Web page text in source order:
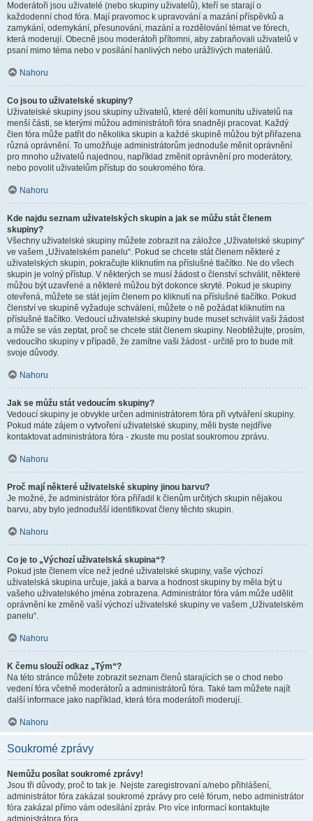
Moderátoři jsou uživatelé (nebo skupiny uživatelů), kteří se starají o
každodenní chod fóra. Mají pravomoc k upravování a mazání příspěvků a
zamykání, odemykání, přesunování, mazání a rozdělování témat ve fórech,
která moderují. Obecně jsou moderátoři přítomni, aby zabraňovali uživatelů v
psaní mimo téma nebo v posílání hanlivých nebo urážlivých materiálů.
Nahoru
Co jsou to uživatelské skupiny?
Uživatelské skupiny jsou skupiny uživatelů, které dělí komunitu uživatelů na
menší části, se kterými můžou administrátoři fóra snadněji pracovat. Každý
člen fóra může patřit do několika skupin a každé skupině můžou být přiřazena
různá oprávnění. To umožňuje administrátorům jednoduše měnit oprávnění
pro mnoho uživatelů najednou, například změnit oprávnění pro moderátory,
nebo povolit uživatelům přístup do soukromého fóra.
Nahoru
Kde najdu seznam uživatelských skupin a jak se můžu stát členem
skupiny?
Všechny uživatelské skupiny můžete zobrazit na záložce „Uživatelské skupiny“
ve vašem „Uživatelském panelu“. Pokud se chcete stát členem některé z
uživatelských skupin, pokračujte kliknutím na příslušné tlačítko. Ne do všech
skupin je volný přístup. V některých se musí žádost o členství schválit, některé
můžou být uzavřené a některé můžou být dokonce skryté. Pokud je skupiny
otevřená, můžete se stát jejím členem po kliknutí na příslušné tlačítko. Pokud
členství ve skupině vyžaduje schválení, můžete o ně požádat kliknutím na
příslušné tlačítko. Vedoucí uživatelské skupiny bude muset schválit vaši žádost
a může se vás zeptat, proč se chcete stát členem skupiny. Neobtěžujte, prosím,
vedoucího skupiny v případě, že zamítne vaši žádost - určitě pro to bude mít
svoje důvody.
Nahoru
Jak se můžu stát vedoucím skupiny?
Vedoucí skupiny je obvykle určen administrátorem fóra při vytváření skupiny.
Pokud máte zájem o vytvoření uživatelské skupiny, měli byste nejdříve
kontaktovat administrátora fóra - zkuste mu poslat soukromou zprávu.
Nahoru
Proč mají některé uživatelské skupiny jinou barvu?
Je možné, že administrátor fóra přiřadil k členům určitých skupin nějakou
barvu, aby bylo jednodušší identifikovat členy těchto skupin.
Nahoru
Co je to „Výchozí uživatelská skupina“?
Pokud jste členem více než jedné uživatelské skupiny, vaše výchozí
uživatelská skupina určuje, jaká a barva a hodnost skupiny by měla být u
vašeho uživatelského jména zobrazena. Administrátor fóra vám může udělit
oprávnění ke změně vaší výchozí uživatelské skupiny ve vašem „Uživatelském
panelu“.
Nahoru
K čemu slouží odkaz „Tým“?
Na této stránce můžete zobrazit seznam členů starajících se o chod nebo
vedení fóra včetně moderátorů a administrátorů fóra. Také tam můžete najít
další informace jako například, která fóra moderátoři moderují.
Nahoru
Soukromé zprávy
Nemůžu posílat soukromé zprávy!
Jsou tři důvody, proč to tak je. Nejste zaregistrovaní a/nebo přihlášení,
administrátor fóra zakázal soukromé zprávy pro celé fórum, nebo administrátor
fóra zakázal přímo vám odesílání zpráv. Pro více informací kontaktujte
administrátora fóra.